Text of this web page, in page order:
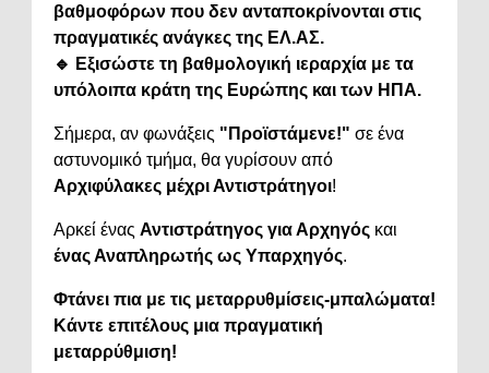
βαθμοφόρων που δεν ανταποκρίνονται στις
πραγματικές ανάγκες της ΕΛ.ΑΣ.
🔹 Εξισώστε τη βαθμολογική ιεραρχία με τα
υπόλοιπα κράτη της Ευρώπης και των ΗΠΑ.
Σήμερα, αν φωνάξεις "Προϊστάμενε!" σε ένα
αστυνομικό τμήμα, θα γυρίσουν από
Αρχιφύλακες μέχρι Αντιστράτηγοι!
Αρκεί ένας Αντιστράτηγος για Αρχηγός και
ένας Αναπληρωτής ως Υπαρχηγός.
Φτάνει πια με τις μεταρρυθμίσεις-μπαλώματα!
Κάντε επιτέλους μια πραγματική
μεταρρύθμιση!